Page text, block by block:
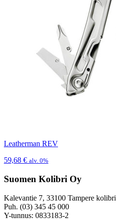
Leatherman REV
59,68 € alv. 0%
Suomen Kolibri Oy
Kalevantie 7, 33100 Tampere
Puh. (03) 345 45 000
Y-tunnus: 0833183-2